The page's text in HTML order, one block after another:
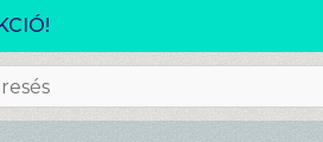
SZERETLEK